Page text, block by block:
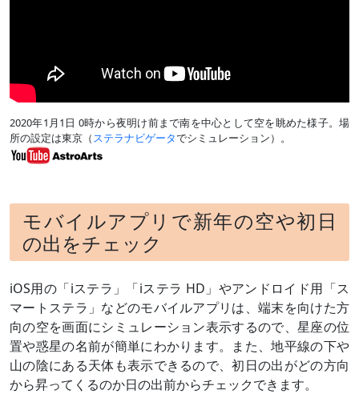
2020年1月1日 0時から夜明け前まで南を中心として空を眺めた様子。場
所の設定は東京（ ステラナビゲータでシミュレーション）。
モバイルアプリで新年の空や初日
の出をチェック
iOS用の「iステラ」「iステラ HD」やアンドロイド用「ス
マートステラ」などのモバイルアプリは、端末を向けた方
向の空を画面にシミュレーション表示するので、星座の位
置や惑星の名前が簡単にわかります。また、地平線の下や
山の陰にある天体も表示できるので、初日の出がどの方向
から昇ってくるのか日の出前からチェックできます。